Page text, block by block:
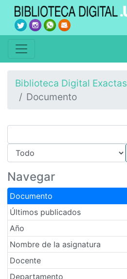
Biblioteca Digital Exactas
Documento
Navegar
Documento
Últimos publicados
Año
Nombre de la asignatura
Docente
Departamento